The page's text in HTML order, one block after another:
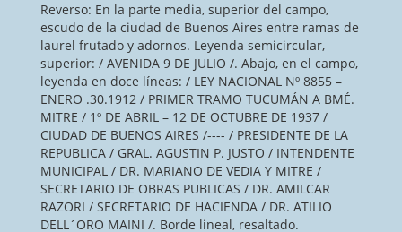
Reverso: En la parte media, superior del campo,
escudo de la ciudad de Buenos Aires entre ramas de
laurel frutado y adornos. Leyenda semicircular,
superior: / AVENIDA 9 DE JULIO /. Abajo, en el campo,
leyenda en doce líneas: / LEY NACIONAL Nº 8855 –
ENERO .30.1912 / PRIMER TRAMO TUCUMÁN A BMÉ.
MITRE / 1º DE ABRIL – 12 DE OCTUBRE DE 1937 /
CIUDAD DE BUENOS AIRES /---- / PRESIDENTE DE LA
REPUBLICA / GRAL. AGUSTIN P. JUSTO / INTENDENTE
MUNICIPAL / DR. MARIANO DE VEDIA Y MITRE /
SECRETARIO DE OBRAS PUBLICAS / DR. AMILCAR
RAZORI / SECRETARIO DE HACIENDA / DR. ATILIO
DELL´ORO MAINI /. Borde lineal, resaltado.